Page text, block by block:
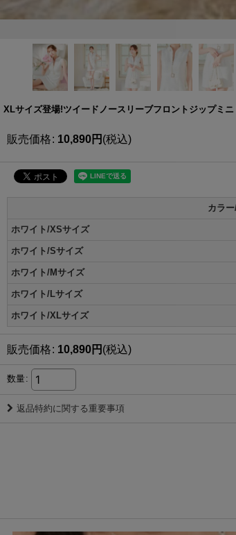
XLサイズ登場!ツイードノースリーブフロントジップミ
販売価格: 10,890円 (税込)
カラ
ホワイト/XSサイズ
ホワイト/Sサイズ
ホワイト/Mサイズ
ホワイト/Lサイズ
ホワイト/XLサイズ
販売価格: 10,890円 (税込)
数量:
返品特約に関する重要事項